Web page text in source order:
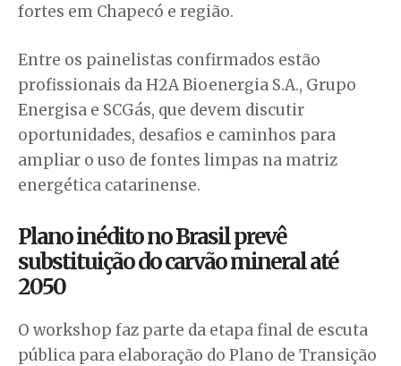
fortes em Chapecó e região.
Entre os painelistas confirmados estão
profissionais da H2A Bioenergia S.A., Grupo
Energisa e SCGás, que devem discutir
oportunidades, desafios e caminhos para
ampliar o uso de fontes limpas na matriz
energética catarinense.
Plano inédito no Brasil prevê
substituição do carvão mineral até
2050
O workshop faz parte da etapa final de escuta
pública para elaboração do Plano de Transição